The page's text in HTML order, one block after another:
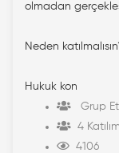
olmadan
Neden
Hukuk kon
Grup
4
4106